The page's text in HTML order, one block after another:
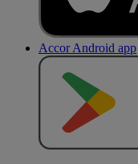
Accor Android app